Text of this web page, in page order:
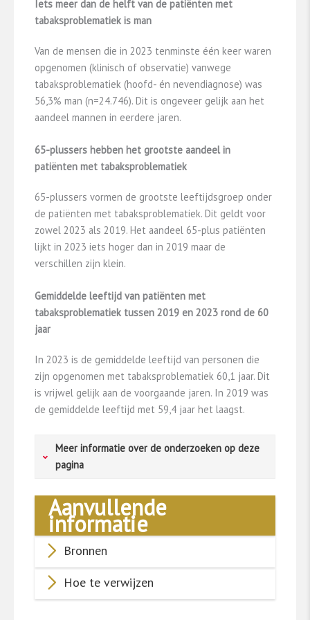
Iets meer dan de helft van de patiënten met
tabaksproblematiek is man
Van de mensen die in 2023 tenminste één keer waren
opgenomen (klinisch of observatie) vanwege
tabaksproblematiek (hoofd- én nevendiagnose) was
56,3% man (n=24.746). Dit is ongeveer gelijk aan het
aandeel mannen in eerdere jaren.
65-plussers hebben het grootste aandeel in
patiënten met tabaksproblematiek
65-plussers vormen de grootste leeftijdsgroep onder
de patiënten met tabaksproblematiek. Dit geldt voor
zowel 2023 als 2019. Het aandeel 65-plus patiënten
lijkt in 2023 iets hoger dan in 2019 maar de
verschillen zijn klein.
Gemiddelde leeftijd van patiënten met
tabaksproblematiek tussen 2019 en 2023 rond de 60
jaar
In 2023 is de gemiddelde leeftijd van personen die
zijn opgenomen met tabaksproblematiek 60,1 jaar. Dit
is vrijwel gelijk aan de voorgaande jaren. In 2019 was
de gemiddelde leeftijd met 59,4 jaar het laagst.
Meer informatie over de onderzoeken op deze
pagina
De gegevens zijn verkregen via Dutch Hospital
Data (DHD). Zij zijn verwerker van de Landelijke
Basisregistratie Ziekenhuiszorg (LBZ). In de LBZ
worden alle diagnosen vastgelegd van alle
patiënten die een Nederlands ziekenhuis
bezochten of een digitaal contactmoment
hadden. De diagnosen zijn gecodeerd op basis
Aanvullende
informatie
Bronnen
Hoe te verwijzen